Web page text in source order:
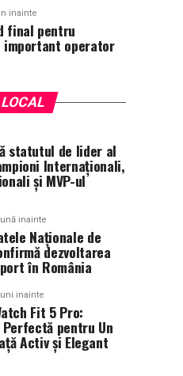
inainte
final pentru
important operator
statutul de lider al
Internaționali,
și MVP-ul
inainte
Naționale de
dezvoltarea
în România
inainte
Fit 5 Pro:
pentru Un
Activ și Elegant